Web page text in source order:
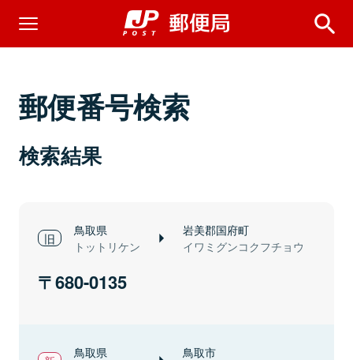
郵便番号検索
検索結果
鳥取県
トットリケン
岩美郡国府町
イワミグンコクフチョウ
680-0135
鳥取県 鳥取市